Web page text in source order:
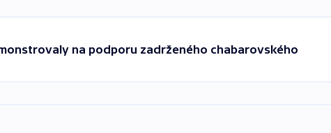
na podporu zadrženého chabarovského